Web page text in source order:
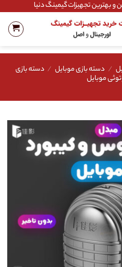
بهترین تجهیزات گیمینگ دنیا
/ دسته بازی موبایل / دسته بازی
موبایل